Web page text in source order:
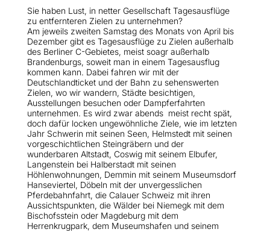
Sie haben Lust, in netter Gesellschaft Tagesausflüge
zu entfernteren Zielen zu unternehmen?
Am jeweils zweiten Samstag des Monats von April bis
Dezember gibt es Tagesausflüge zu Zielen außerhalb
des Berliner C-Gebietes, meist soagr außerhalb
Brandenburgs, soweit man in einem Tagesausflug
kommen kann. Dabei fahren wir mit der
Deutschlandticket und der Bahn zu sehenswerten
Zielen, wo wir wandern, Städte besichtigen,
Ausstellungen besuchen oder Dampferfahrten
unternehmen. Es wird zwar abends meist recht spät,
doch dafür locken ungewöhnliche Ziele, wie im letzten
Jahr Schwerin mit seinen Seen, Helmstedt mit seinen
vorgeschichtlichen Steingräbern und der
wunderbaren Altstadt, Coswig mit seinem Elbufer,
Langenstein bei Halberstadt mit seinen
Höhlenwohnungen, Demmin mit seinem Museumsdorf
Hanseviertel, Döbeln mit der unvergesslichen
Pferdebahnfahrt, die Calauer Schweiz mit ihren
Aussichtspunkten, die Wälder bei Niemegk mit dem
Bischofsstein oder Magdeburg mit dem
Herrenkrugpark, dem Museumshafen und seinem